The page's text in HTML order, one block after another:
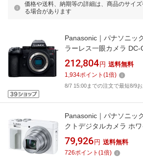
価格や送料、納期等の詳細は、商品のサイ
る場合があります
Panasonic｜パナソニッ
ラーレス一眼カメラ
212,804 円 送料無料
1,934ポイント (1倍)
8/7 15:00までの注文で最短8/9
Panasonic｜パナソニッ
クトデジタルカメラ ホ
79,926 円 送料無料
726ポイント (1倍)